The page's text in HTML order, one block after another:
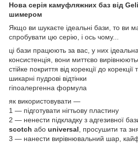
Нова серія камуфляжних баз від
шимером
Якщо ви шукаєте ідеальні бази, то ви
спробувати цю серію, і ось чому...
ці бази працюють за вас, у них ідеальна
консистенція, вони миттєво
стійке покриття від корекції до
шикарні пудрові відтінки
гіпоалергенна формула
як використовувати —
1 — підготувати нігтьову пластину
2 — ненести підкладку з адгезивної
scotch або universal , просушити та
3 — нанести вирівнювальний шар,